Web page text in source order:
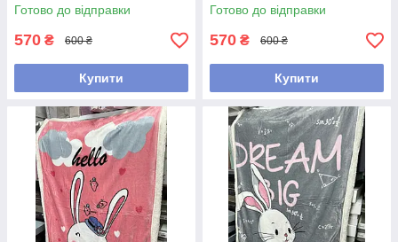
Готово до відправки
570 ₴ 600 ₴
Купити
Готово до відправки
570 ₴ 600 ₴
Купити